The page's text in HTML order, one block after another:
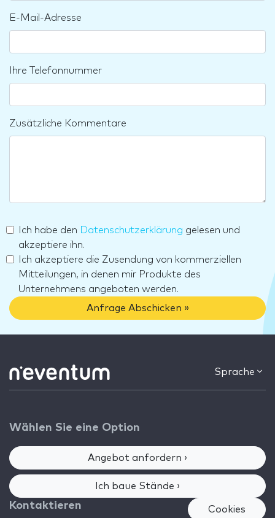
E-Mail-Adresse
Ihre Telefonnummer
Zusätzliche Kommentare
Ich habe den Datenschutzerklärung gelesen und
akzeptiere ihn.
Ich akzeptiere die Zusendung von kommerziellen
Mitteilungen, in denen mir Produkte des
Unternehmens angeboten werden.
Anfrage Abschicken »
Sprache
Wählen Sie eine Option
Angebot anfordern ›
Ich baue Stände ›
Kontaktieren Cookies